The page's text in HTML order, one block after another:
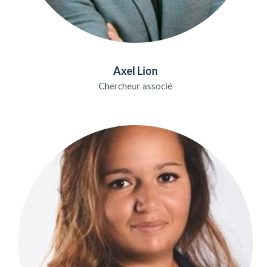
Axel Lion
Chercheur associé